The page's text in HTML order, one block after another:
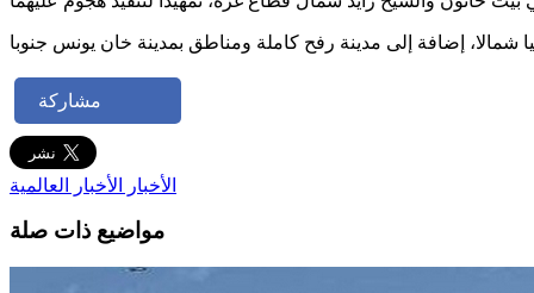
مشاركة
الأخبار الأخبار العالمية
مواضيع ذات صلة